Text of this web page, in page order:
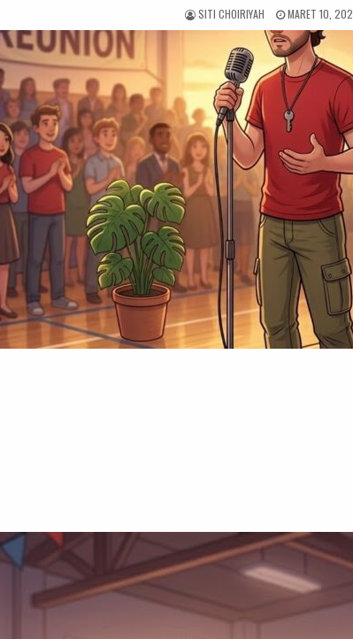
SITI CHOIRIYAH MARET 10,